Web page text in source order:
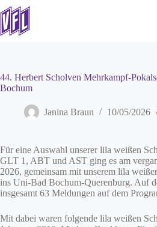
Zum
Inhalt
springen
44. Herbert Scholven Mehrkampf-
Bochum
Janina Braun 10/05/2026
Für eine Auswahl unserer lila weißen
GLT 1, ABT und AST ging es am
2026, gemeinsam mit unserem lila
ins Uni-Bad Bochum-Querenburg. Auf
insgesamt 63 Meldungen auf dem
Mit dabei waren folgende lila weißen